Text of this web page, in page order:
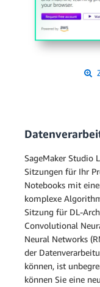
SageMaker Studio
Sitzungen für Ihr
Notebooks mit
komplexe
Sitzung für DL-
Convolutional
Neural Networks
der
können, ist
können Sie eine